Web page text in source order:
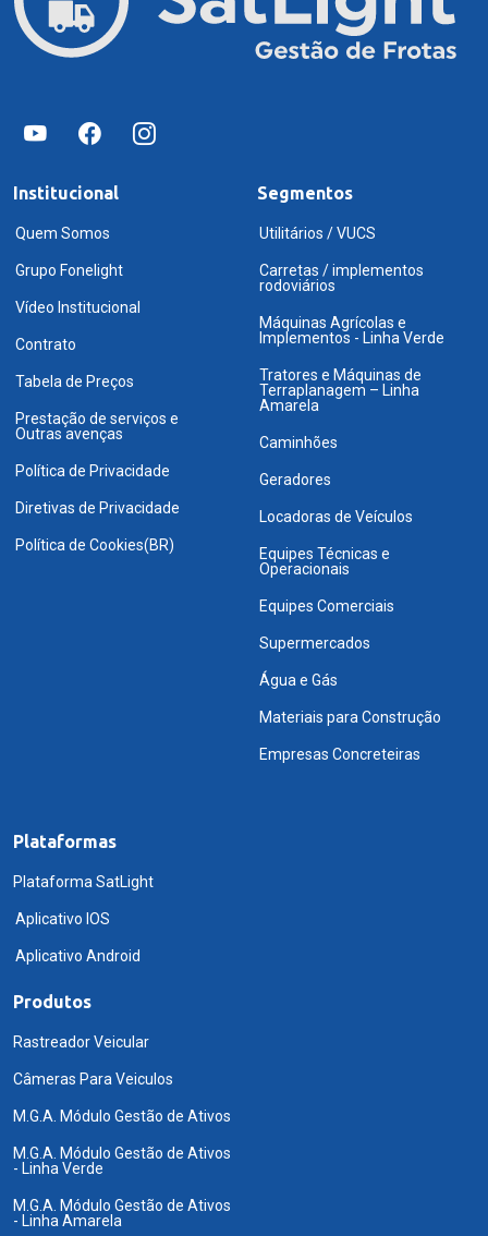
Institucional
Quem Somos
Grupo Fonelight
Vídeo Institucional
Contrato
Tabela de Preços
Prestação de serviços e
Outras avenças
Política de Privacidade
Diretivas de Privacidade
Política de Cookies(BR)
Segmentos
Utilitários / VUCS
Carretas / implementos
rodoviários
Máquinas Agrícolas e
Implementos - Linha Verde
Tratores e Máquinas de
Terraplanagem – Linha
Amarela
Caminhões
Geradores
Locadoras de Veículos
Equipes Técnicas e
Operacionais
Equipes Comerciais
Supermercados
Água e Gás
Materiais para Construção
Empresas Concreteiras
Plataformas
Plataforma SatLight
Aplicativo IOS
Aplicativo Android
Produtos
Rastreador Veicular
Câmeras Para Veiculos
M.G.A. Módulo Gestão de Ativos
M.G.A. Módulo Gestão de Ativos
- Linha Verde
M.G.A. Módulo Gestão de Ativos
- Linha Amarela